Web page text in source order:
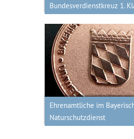
Bundesverdienstkreuz 1.
Ehrenamtliche im
Ehrenamtliche im
Naturschutzdienst